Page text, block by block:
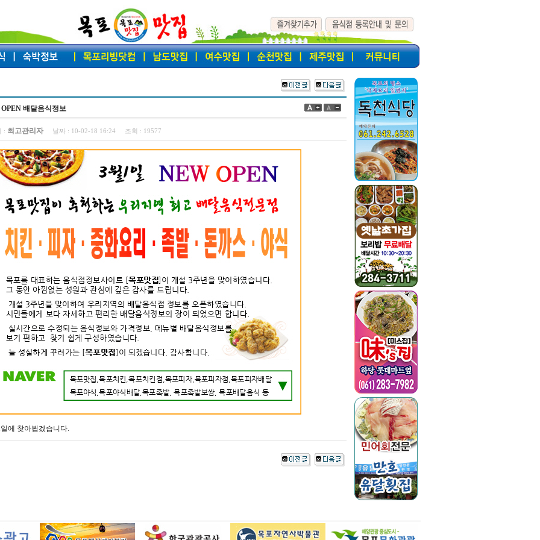
배달음식정보
: 최고관리자 날짜 : 10-02-18 16:24 조회 : 19577
에 찾아뵙겠습니다.